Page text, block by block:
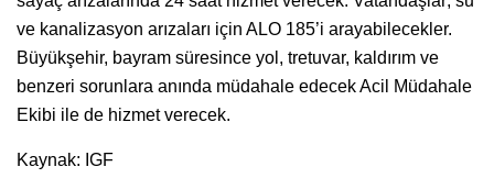
ve kanalizasyon arızaları için ALO 185’i arayabilecekler.
Büyükşehir, bayram süresince yol, tretuvar, kaldırım ve
benzeri sorunlara anında müdahale edecek Acil Müdahale
Ekibi ile de hizmet verecek.
Kaynak: IGF